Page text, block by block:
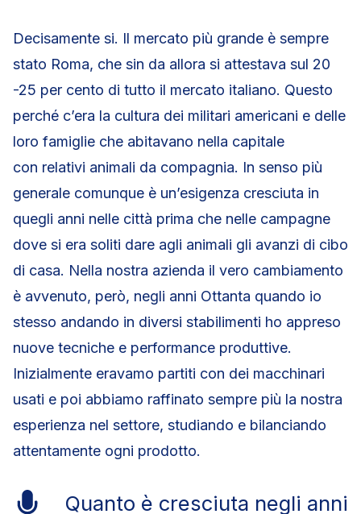
Decisamente si. Il mercato più grande è sempre
stato Roma, che sin da allora si attestava sul 20
-25 per cento di tutto il mercato italiano. Questo
perché c’era la cultura dei militari americani e delle
loro famiglie che abitavano nella capitale
con relativi animali da compagnia. In senso più
generale comunque è un’esigenza cresciuta in
quegli anni nelle città prima che nelle campagne
dove si era soliti dare agli animali gli avanzi di cibo
di casa. Nella nostra azienda il vero cambiamento
è avvenuto, però, negli anni Ottanta quando io
stesso andando in diversi stabilimenti ho appreso
nuove tecniche e performance produttive.
Inizialmente eravamo partiti con dei macchinari
usati e poi abbiamo raffinato sempre più la nostra
esperienza nel settore, studiando e bilanciando
attentamente ogni prodotto.
Quanto è cresciuta negli anni